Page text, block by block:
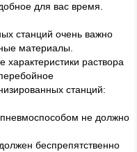
для вас время.
станций очень важно
материалы.
характеристики раствора
станций:
не должно
беспрепятственно